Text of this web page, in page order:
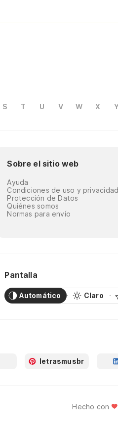
S T U V W X
Sobre el sitio web
Ayuda
Condiciones de uso y privacidad
Protección de Datos
Quiénes somos
Normas para envío
Pantalla
Automático Claro
letrasmusbr
Hecho con